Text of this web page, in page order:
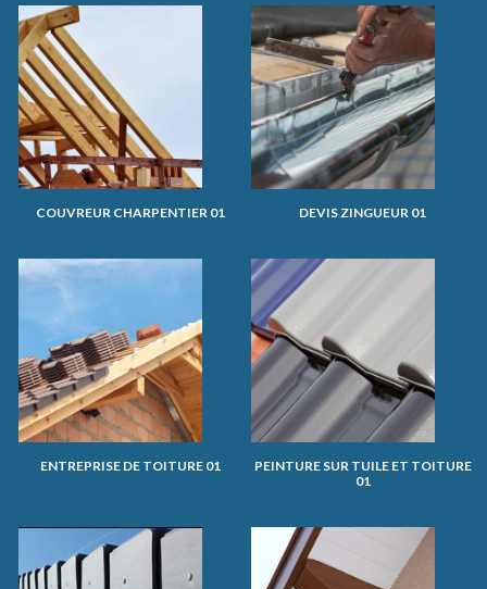
COUVREUR CHARPENTIER 01 DEVIS ZINGUEUR 01
ENTREPRISE DE TOITURE 01
PEINTURE SUR TUILE ET TOITURE
01